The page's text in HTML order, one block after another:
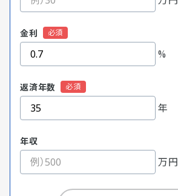
金利
%
返済年数
年
年収
万円